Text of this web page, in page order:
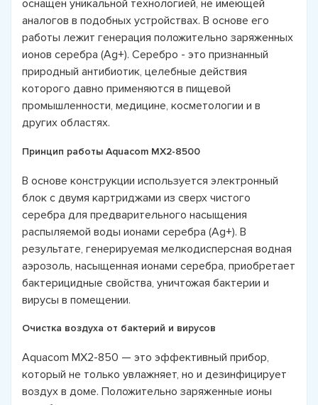
оснащен уникальной технологией, не имеющей
аналогов в подобных устройствах. В основе его
работы лежит генерация положительно заряженных
ионов серебра (Ag+). Серебро - это признанный
природный антибиотик, целебные действия
которого давно применяются в пищевой
промышленности, медицине, косметологии и в
других областях.
Принцип работы Aquacom MX2-8500
В основе конструкции используется электронный
блок с двумя картриджами из сверх чистого
серебра для предварительного насыщения
распыляемой воды ионами серебра (Ag+). В
результате, генерируемая мелкодисперсная водная
аэрозоль, насыщенная ионами серебра, приобретает
бактерицидные свойства, уничтожая бактерии и
вирусы в помещении.
Очистка воздуха от бактерий и вирусов
Aquacom MX2-850 — это эффективный прибор,
который не только увлажняет, но и дезинфицирует
воздух в доме. Положительно заряженные ионы